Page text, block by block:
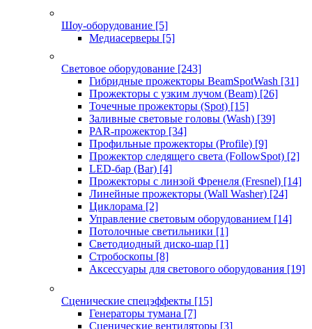
Шоу-оборудование [5]
Медиасерверы [5]
Световое оборудование [243]
Гибридные прожекторы BeamSpotWash [31]
Прожекторы с узким лучом (Beam) [26]
Точечные прожекторы (Spot) [15]
Заливные световые головы (Wash) [39]
PAR-прожектор [34]
Профильные прожекторы (Profile) [9]
Прожектор следящего света (FollowSpot) [2]
LED-бар (Bar) [4]
Прожекторы с линзой Френеля (Fresnel) [14]
Линейные прожекторы (Wall Washer) [24]
Циклорама [2]
Управление световым оборудованием [14]
Потолочные светильники [1]
Светодиодный диско-шар [1]
Стробоскопы [8]
Аксессуары для светового оборудования [19]
Сценические спецэффекты [15]
Генераторы тумана [7]
Сценические вентиляторы [3]